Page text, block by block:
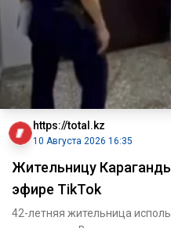
https://total.kz
10 Августа 2026 16:35
Жительницу
эфире TikTok
42-летняя жительница